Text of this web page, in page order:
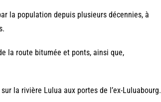
la population depuis plusieurs décennies, à
la route bitumée et ponts, ainsi que,
la rivière Lulua aux portes de l’ex-Luluabourg.